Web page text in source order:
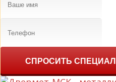
СПРОСИТЬ